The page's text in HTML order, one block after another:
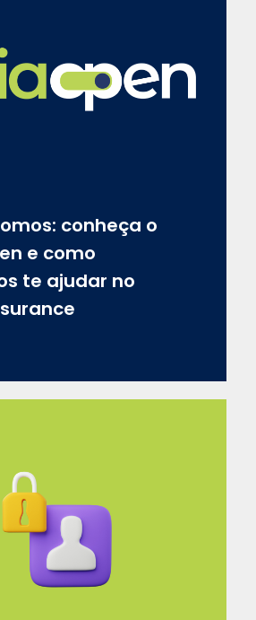
conheça o
e como
te ajudar no